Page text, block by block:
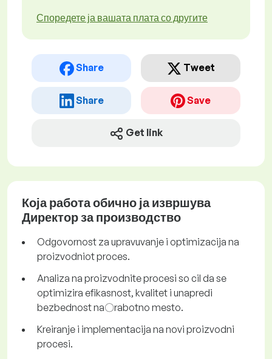
Споредете ја вашата плата со другите
Share Tweet
Share Save
Get link
Која работа обично ја извршува
Директор за производство
Odgovornost za upravuvanje i optimizacija na
proizvodniot proces.
Analiza na proizvodnite procesi so cil da se
optimizira efikasnost, kvalitet i unapredi
bezbednost na〇rabotno mesto.
Kreiranje i implementacija na novi proizvodni
procesi.